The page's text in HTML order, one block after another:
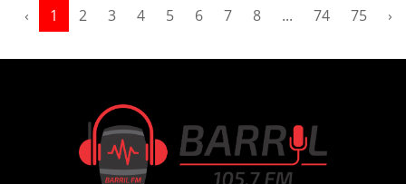
‹ 1 2 3 4 5 6 7 8 ... 74 75 ›